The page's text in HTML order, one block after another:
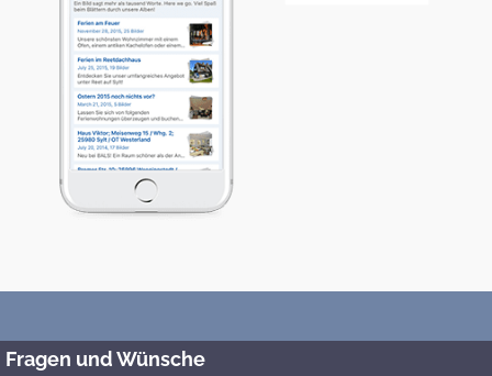
Fragen und Wünsche